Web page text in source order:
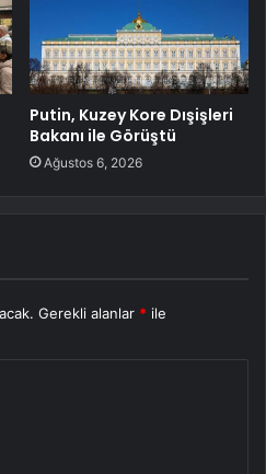
Putin, Kuzey Kore Dışişleri
Bakanı ile Görüştü
Ağustos 6, 2026
Gerekli alanlar * ile